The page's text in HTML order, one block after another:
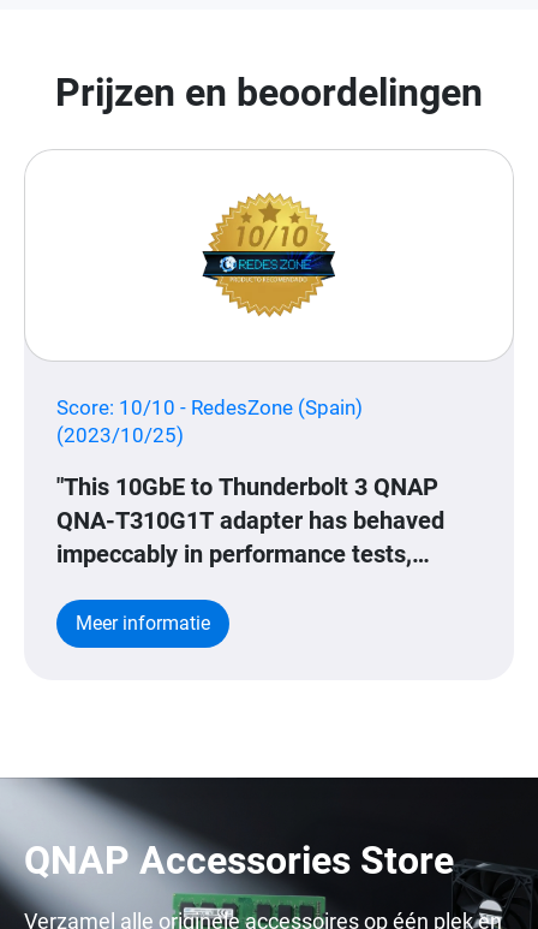
Prijzen en beoordelingen
Score: 10/10 - RedesZone (Spain)
(2023/10/25)
"This 10GbE to Thunderbolt 3 QNAP
QNA-T310G1T adapter has behaved
impeccably in performance tests,
speed in the local home network, both
in download and upload, perfect to take
Meer informatie
QNAP Accessories Store
Verzamel alle originele accessoires op één plek en